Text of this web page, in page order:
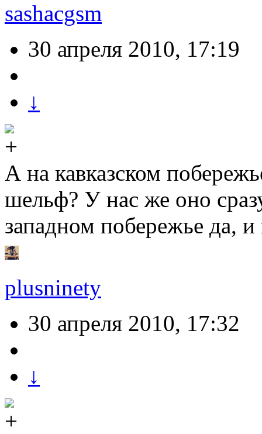
sashacgsm
30 апреля 2010, 17:19
↓
А на кавказском
шельф? У нас же оно
западном побережье да,
plusninety
30 апреля 2010, 17:32
↓